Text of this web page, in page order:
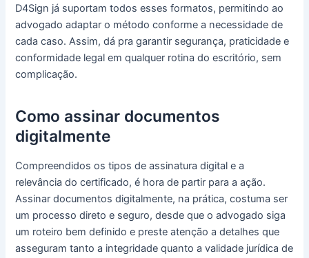
D4Sign já suportam todos esses formatos, permitindo ao
advogado adaptar o método conforme a necessidade de
cada caso. Assim, dá pra garantir segurança, praticidade e
conformidade legal em qualquer rotina do escritório, sem
complicação.
Como assinar documentos
digitalmente
Compreendidos os tipos de assinatura digital e a
relevância do certificado, é hora de partir para a ação.
Assinar documentos digitalmente, na prática, costuma ser
um processo direto e seguro, desde que o advogado siga
um roteiro bem definido e preste atenção a detalhes que
asseguram tanto a integridade quanto a validade jurídica de